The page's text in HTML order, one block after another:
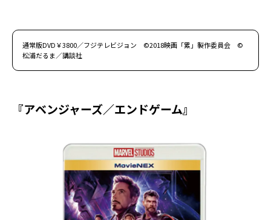
通常版DVD￥3800／フジテレビジョン ©2018映画「累」製作委員会 ©
松浦だるま／講談社
『アベンジャーズ／エンドゲーム』